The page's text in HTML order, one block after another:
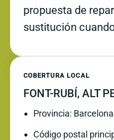
propuesta de
sustitución
COBERTURA LOCAL
FONT-RUBÍ, ALT
Provincia:
Código postal